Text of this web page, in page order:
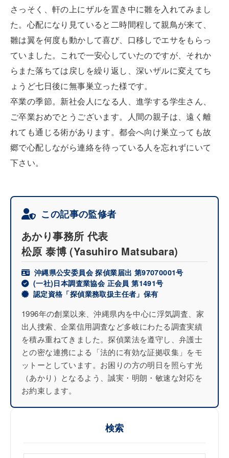
さっそく、軒の上にザルを置き中に雛を入れてみまし
た。心配になり見ていると二時間程して親鳥が来て、
雛は翼を何度も動かして喜び、口移しでエサをもらっ
ていました。これで一安心していたのですが、それか
らまた落ちては戻しを繰り返し、深いザルに変えてち
ょうど七日後に無事巣立った様です。
卒業の季節。新社会人になる人、進学する学生さん、
ご卒業おめでとうございます。人間の親子は、遠く離
れても通じる術があります。都会へ向け巣立っても故
郷で心配しながら連絡を待っている人を忘れずにいて
下さい。
この記事の監修者
あかり事務所 代表
松原 泰博(Yasuhiro Matsubara)
沖縄県公安委員会 探偵業届出 第97070001号
(一社)日本調査業協会 正会員 第1491号
認定資格「探偵業務取扱主任者」保有
1996年の創業以来、沖縄県内を中心に浮気調査、家
出人捜索、企業信用調査など多岐にわたる調査実績
を積み重ねてきました。探偵業法を遵守し、弁護士
との密な連携による「法的に有効な証拠収集」をモ
ットーとしています。お困りの方の明日を照らす光
（あかり）となるよう、誠実・明朗・敏速な対応を
お約束します。
検索